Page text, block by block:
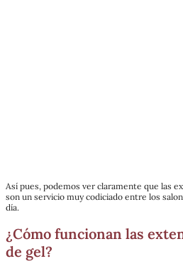
Así pues, podemos ver claramente que las
son un servicio muy codiciado entre los
día.
¿Cómo funcionan las
de gel?